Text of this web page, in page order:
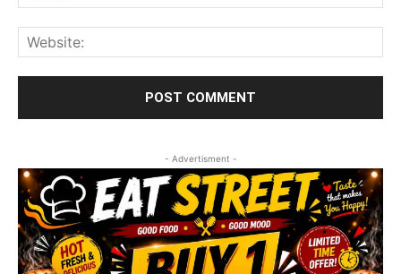
- Advertisment -